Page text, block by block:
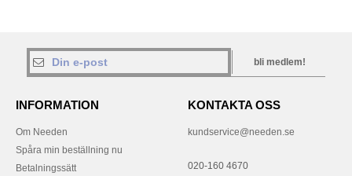
bli medlem!
INFORMATION
Om Needen
Spåra min beställning nu
Betalningssätt
KONTAKTA OSS
kundservice@needen.se
020-160 4670